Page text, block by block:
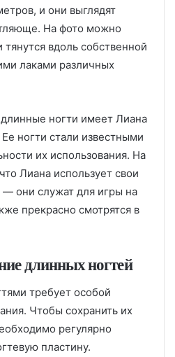
и они выглядят
На фото можно
тянутся вдоль собственной
лаками различных
ногти имеет Лиана
ногти стали известными
их использования. На
Лиана использует свои
— они служат для игры на
прекрасно смотрятся в
длинных ногтей
требует особой
Чтобы сохранить их
регулярно
пластину.